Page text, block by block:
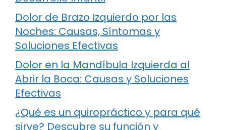
Dolor de Brazo Izquierdo por las
Noches: Causas, Síntomas y
Soluciones Efectivas
Dolor en la Mandíbula Izquierda al
Abrir la Boca: Causas y Soluciones
Efectivas
¿Qué es un quiropráctico y para qué
sirve? Descubre su función y